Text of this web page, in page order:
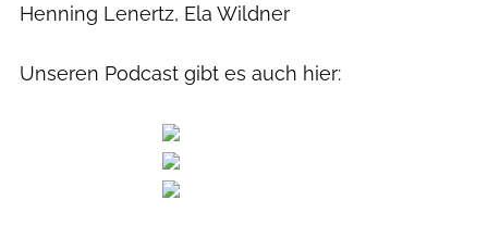
Henning Lenertz, Ela Wildner
Unseren Podcast gibt es auch hier: